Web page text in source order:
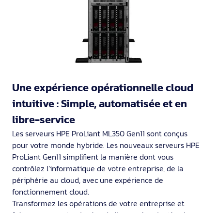
Une expérience opérationnelle cloud
intuitive : Simple, automatisée et en
libre-service
Les serveurs HPE ProLiant ML350 Gen11 sont conçus
pour votre monde hybride. Les nouveaux serveurs HPE
ProLiant Gen11 simplifient la manière dont vous
contrôlez l’informatique de votre entreprise, de la
périphérie au cloud, avec une expérience de
fonctionnement cloud.
Transformez les opérations de votre entreprise et